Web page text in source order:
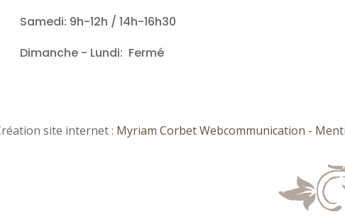
Samedi: 9h-12h / 14h-16h30
Dimanche - Lundi: Fermé
site internet : Myriam Corbet Webcommunication -